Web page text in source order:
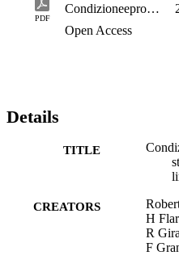
PDF
CondizioneeprospettivediintegrazionedeglistranieriinAltoAdige
Open Access
Details
TITLE
CREATORS
H
R
F